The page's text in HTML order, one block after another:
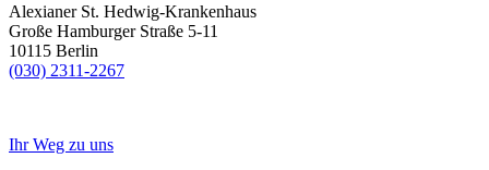
Alexianer St. Hedwig-Krankenhaus
Große Hamburger Straße 5-11
10115 Berlin
(030) 2311-2267
Ihr Weg zu uns